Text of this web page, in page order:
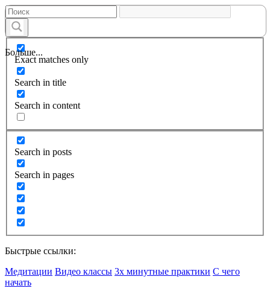
Больше...
Exact matches only
Search in title
Search in content
Search in posts
Search in pages
Быстрые ссылки:
Медитации Видео классы 3х минутные практики С чего
начать